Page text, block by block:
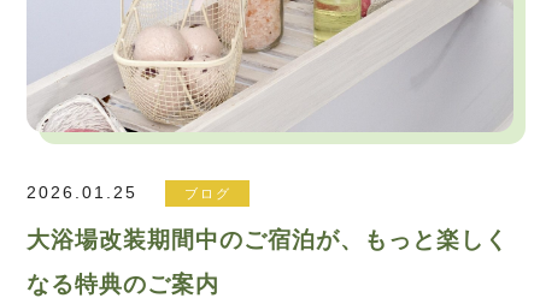
2026.01.25 ブログ
大浴場改装期間中のご宿泊が、もっと楽しく
なる特典のご案内